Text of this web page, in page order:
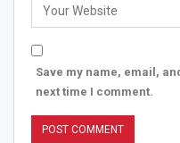
Save my name, email,
next time I comment.